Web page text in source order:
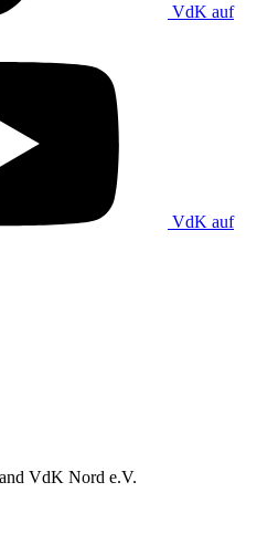
VdK auf
VdK auf
VdK Nord e.V.